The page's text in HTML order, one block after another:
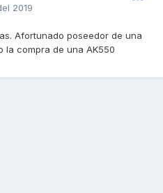
2019
Afortunado poseedor de una
la compra de una AK550